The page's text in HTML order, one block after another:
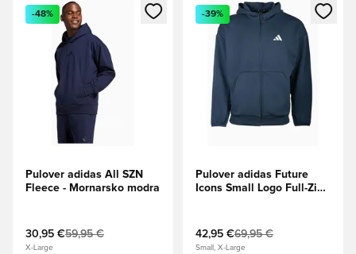
Odpre Modal za prijavo ali vpis kot član
-48%
Pulover adidas All SZN
Fleece - Mornarsko modra
30,95 €59,95 €
X-Large
Odpre Modal za prijavo ali
-39%
Pulover adidas Future
Icons Small Logo Full-Zip -
42,95 €69,95 €
Small, X-Large